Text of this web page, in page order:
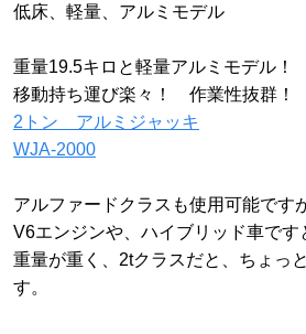
低床、軽量、アルミモデル
重量19.5キロと軽量アルミモデル！
移動持ち運び楽々！ 作業性抜群！
2トン アルミジャッキ
WJA-2000
アルファードクラスも使用可能です
V6エンジンや、ハイブリッド車です
重量が重く、2tクラスだと、ちょっ
す。